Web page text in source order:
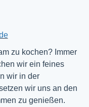
zu kochen? Immer
wir ein feines
wir in der
wir uns an den
zu genießen.